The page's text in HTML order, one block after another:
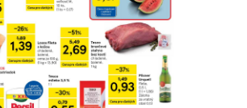
Stiahnuť